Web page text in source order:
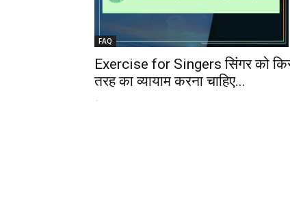
FAQ
Exercise for Singers सिंगर को
तरह का व्यायाम करना चाहिए...
-